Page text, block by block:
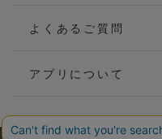
よくあるご質問
アプリについて